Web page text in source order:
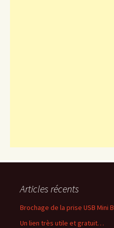
Articles récents
Brochage de la prise USB Mini B
Un lien très utile et gratuit…